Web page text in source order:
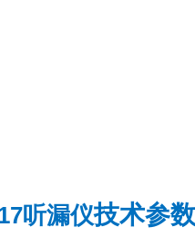
听漏仪技术参